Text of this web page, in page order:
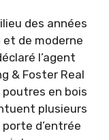
des années
et de moderne
l’agent
& Foster Real
en bois
plusieurs
d’entrée